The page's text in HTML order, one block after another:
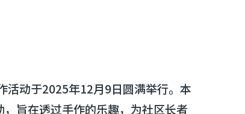
活动于2025年12月9日圆满举行。本
旨在透过手作的乐趣，为社区长者